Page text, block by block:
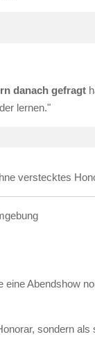
danach gefragt
lernen."
verstecktes
eine Abendshow
sondern als